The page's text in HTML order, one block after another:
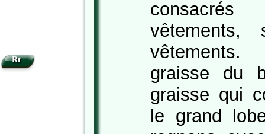
vêtements.
graisse du
graisse qui
le grand
Rt